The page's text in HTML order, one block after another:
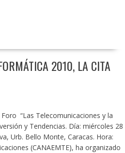
2010, LA CITA
“Las Telecomunicaciones y la
y Tendencias. Día: miércoles 28
Urb. Bello Monte, Caracas. Hora:
(CANAEMTE), ha organizado